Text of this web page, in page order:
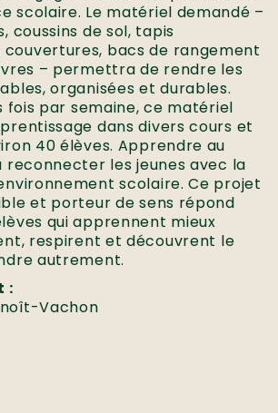
scolaire. Le matériel demandé –
coussins de sol, tapis
bacs de rangement
– permettra de rendre les
organisées et durables.
fois par semaine, ce matériel
dans divers cours et
40 élèves. Apprendre au
reconnecter les jeunes avec la
scolaire. Ce projet
et porteur de sens répond
qui apprennent mieux
respirent et découvrent le
autrement.
:
Vachon